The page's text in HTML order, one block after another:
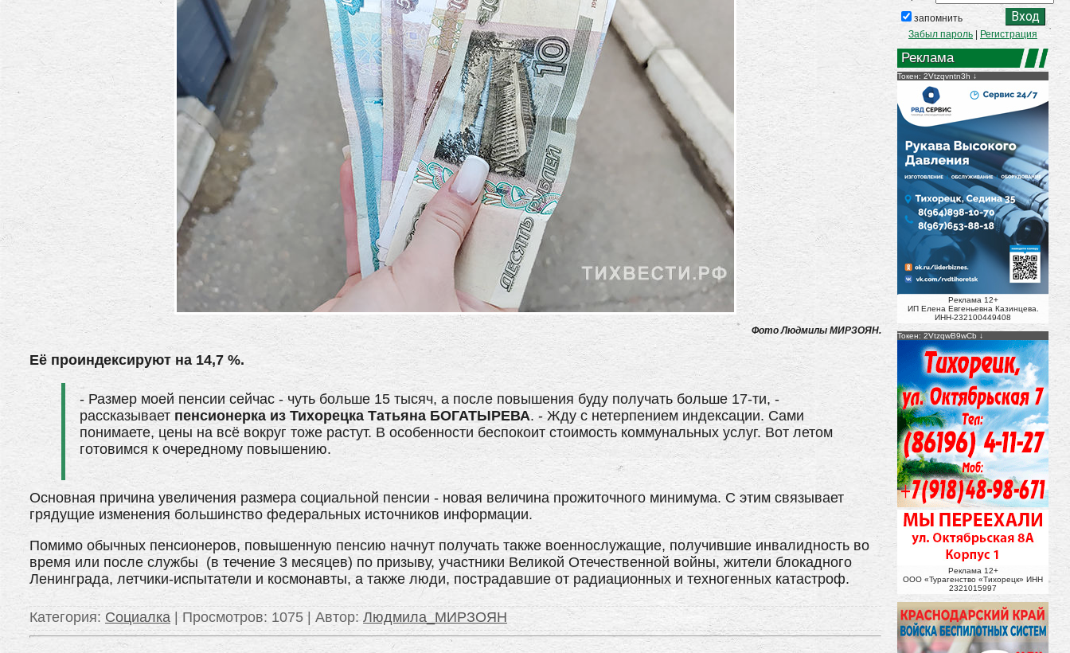
Фото Людмилы МИРЗОЯН.
Её проиндексируют на 14,7 %.
- Размер моей пенсии сейчас - чуть больше 15 тысяч, а после повышения буду получать больше 17-ти, -
рассказывает пенсионерка из Тихорецка Татьяна БОГАТЫРЕВА. - Жду с нетерпением индексации. Сами
понимаете, цены на всё вокруг тоже растут. В особенности беспокоит стоимость коммунальных услуг. Вот летом
готовимся к очередному повышению.
Основная причина увеличения размера социальной пенсии - новая величина прожиточного минимума. С этим связывает
грядущие изменения большинство федеральных источников информации.
Помимо обычных пенсионеров, повышенную пенсию начнут получать также военнослужащие, получившие инвалидность во
время или после службы (в течение 3 месяцев) по призыву, участники Великой Отечественной войны, жители блокадного
Ленинграда, летчики-испытатели и космонавты, а также люди, пострадавшие от радиационных и техногенных катастроф.
Категория: Социалка Просмотров: 1075 | Автор: Людмила_МИРЗОЯН
запомнить
Забыл пароль
Регистрация
Реклама
Токен: 2Vtzqvntn3h
Реклама 12+
ИП Елена Евгеньевна Казинцева.
ИНН-232100449408
Токен: 2VtzqwB9wCb
Реклама 12+
ООО «Турагенство «Тихорецк» ИНН
2321015997